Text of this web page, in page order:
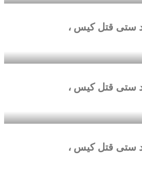
ستی قتل کیس ،
ستی قتل کیس ،
ستی قتل کیس ،